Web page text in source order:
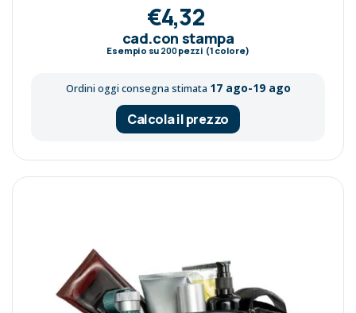
€4,32
cad.con stampa
Esempio su 200pezzi (1 colore)
Ordini oggi consegna stimata 17 ago-19 ago
Calcola il prezzo